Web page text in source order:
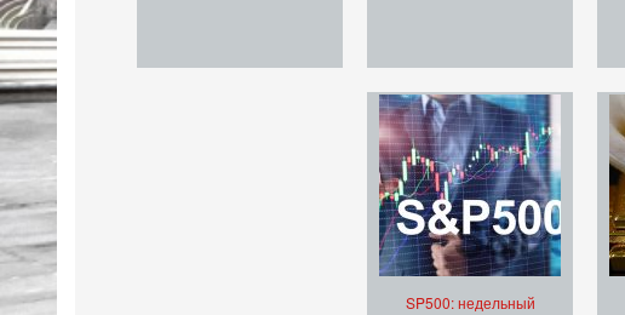
SP500: недельный